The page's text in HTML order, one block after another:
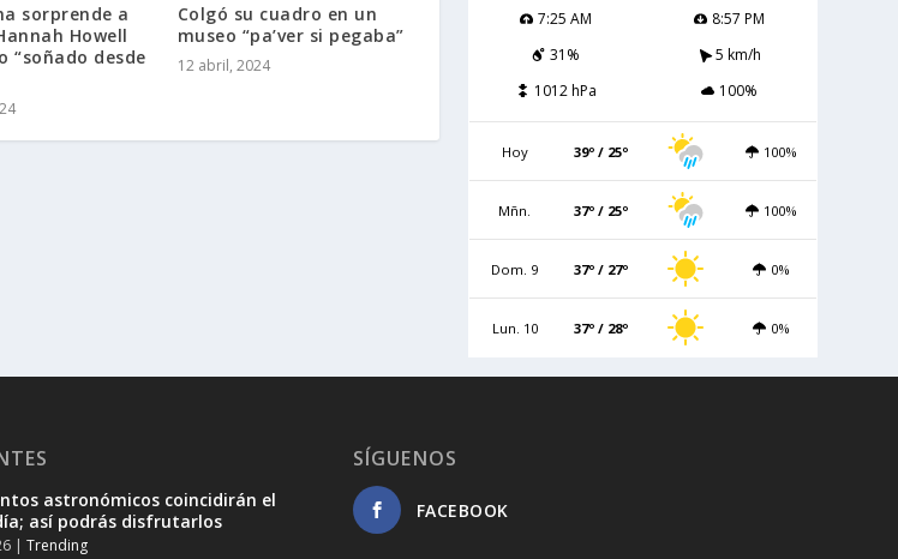
sorprende a
Howell
“soñado desde
Colgó su cuadro en un
museo “pa’ver si pegaba”
12 abril, 2024
7:25 AM
8:57 PM
31%
5 km/h
1012 hPa
100%
Hoy 39º / 25º 100%
Mñn. 37º / 25º 100%
Dom. 9 37º / 27º 0%
Lun. 10 37º / 28º 0%
astronómicos coincidirán el
así podrás disfrutarlos
|Trending
SÍGUENOS
FACEBOOK